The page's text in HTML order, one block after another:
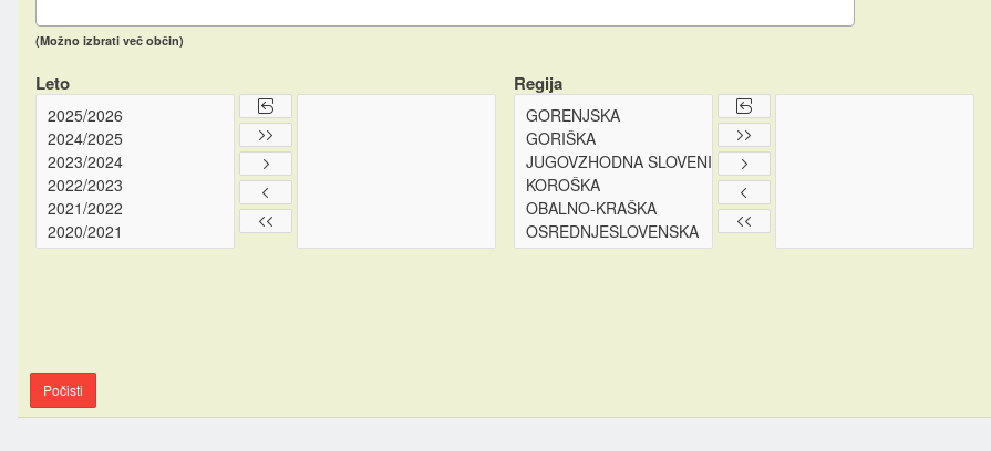
(Možno izbrati več občin)
Leto Regija
Počisti